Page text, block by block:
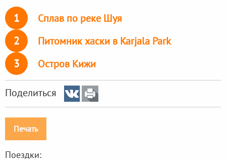
1 Сплав по реке Шуя
2 Питомник хаски в Karjala Park
3 Остров Кижи
Поделиться
Печать
Поездки: